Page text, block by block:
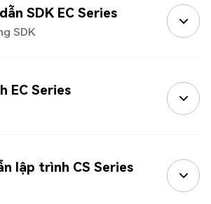
SDK EC Series
SDK
EC Series
lập trình CS Series